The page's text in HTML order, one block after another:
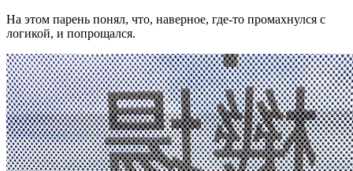
На этом парень понял, что, наверное, где-то промахнулся с
логикой, и попрощался.